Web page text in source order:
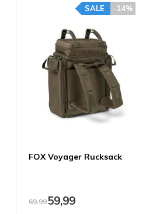
FOX Voyager Rucksack
-14%
SALE
69,9959,99